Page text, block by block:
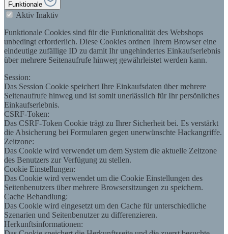
Funktionale
Aktiv Inaktiv
Funktionale Cookies sind für die Funktionalität des Webshops
unbedingt erforderlich. Diese Cookies ordnen Ihrem Browser eine
eindeutige zufällige ID zu damit Ihr ungehindertes Einkaufserlebnis
über mehrere Seitenaufrufe hinweg gewährleistet werden kann.
Session:
Das Session Cookie speichert Ihre Einkaufsdaten über mehrere
Seitenaufrufe hinweg und ist somit unerlässlich für Ihr persönliches
Einkaufserlebnis.
CSRF-Token:
Das CSRF-Token Cookie trägt zu Ihrer Sicherheit bei. Es verstärkt
die Absicherung bei Formularen gegen unerwünschte Hackangriffe.
Zeitzone:
Das Cookie wird verwendet um dem System die aktuelle Zeitzone
des Benutzers zur Verfügung zu stellen.
Cookie Einstellungen:
Das Cookie wird verwendet um die Cookie Einstellungen des
Seitenbenutzers über mehrere Browsersitzungen zu speichern.
Cache Behandlung:
Das Cookie wird eingesetzt um den Cache für unterschiedliche
Szenarien und Seitenbenutzer zu differenzieren.
Herkunftsinformationen: